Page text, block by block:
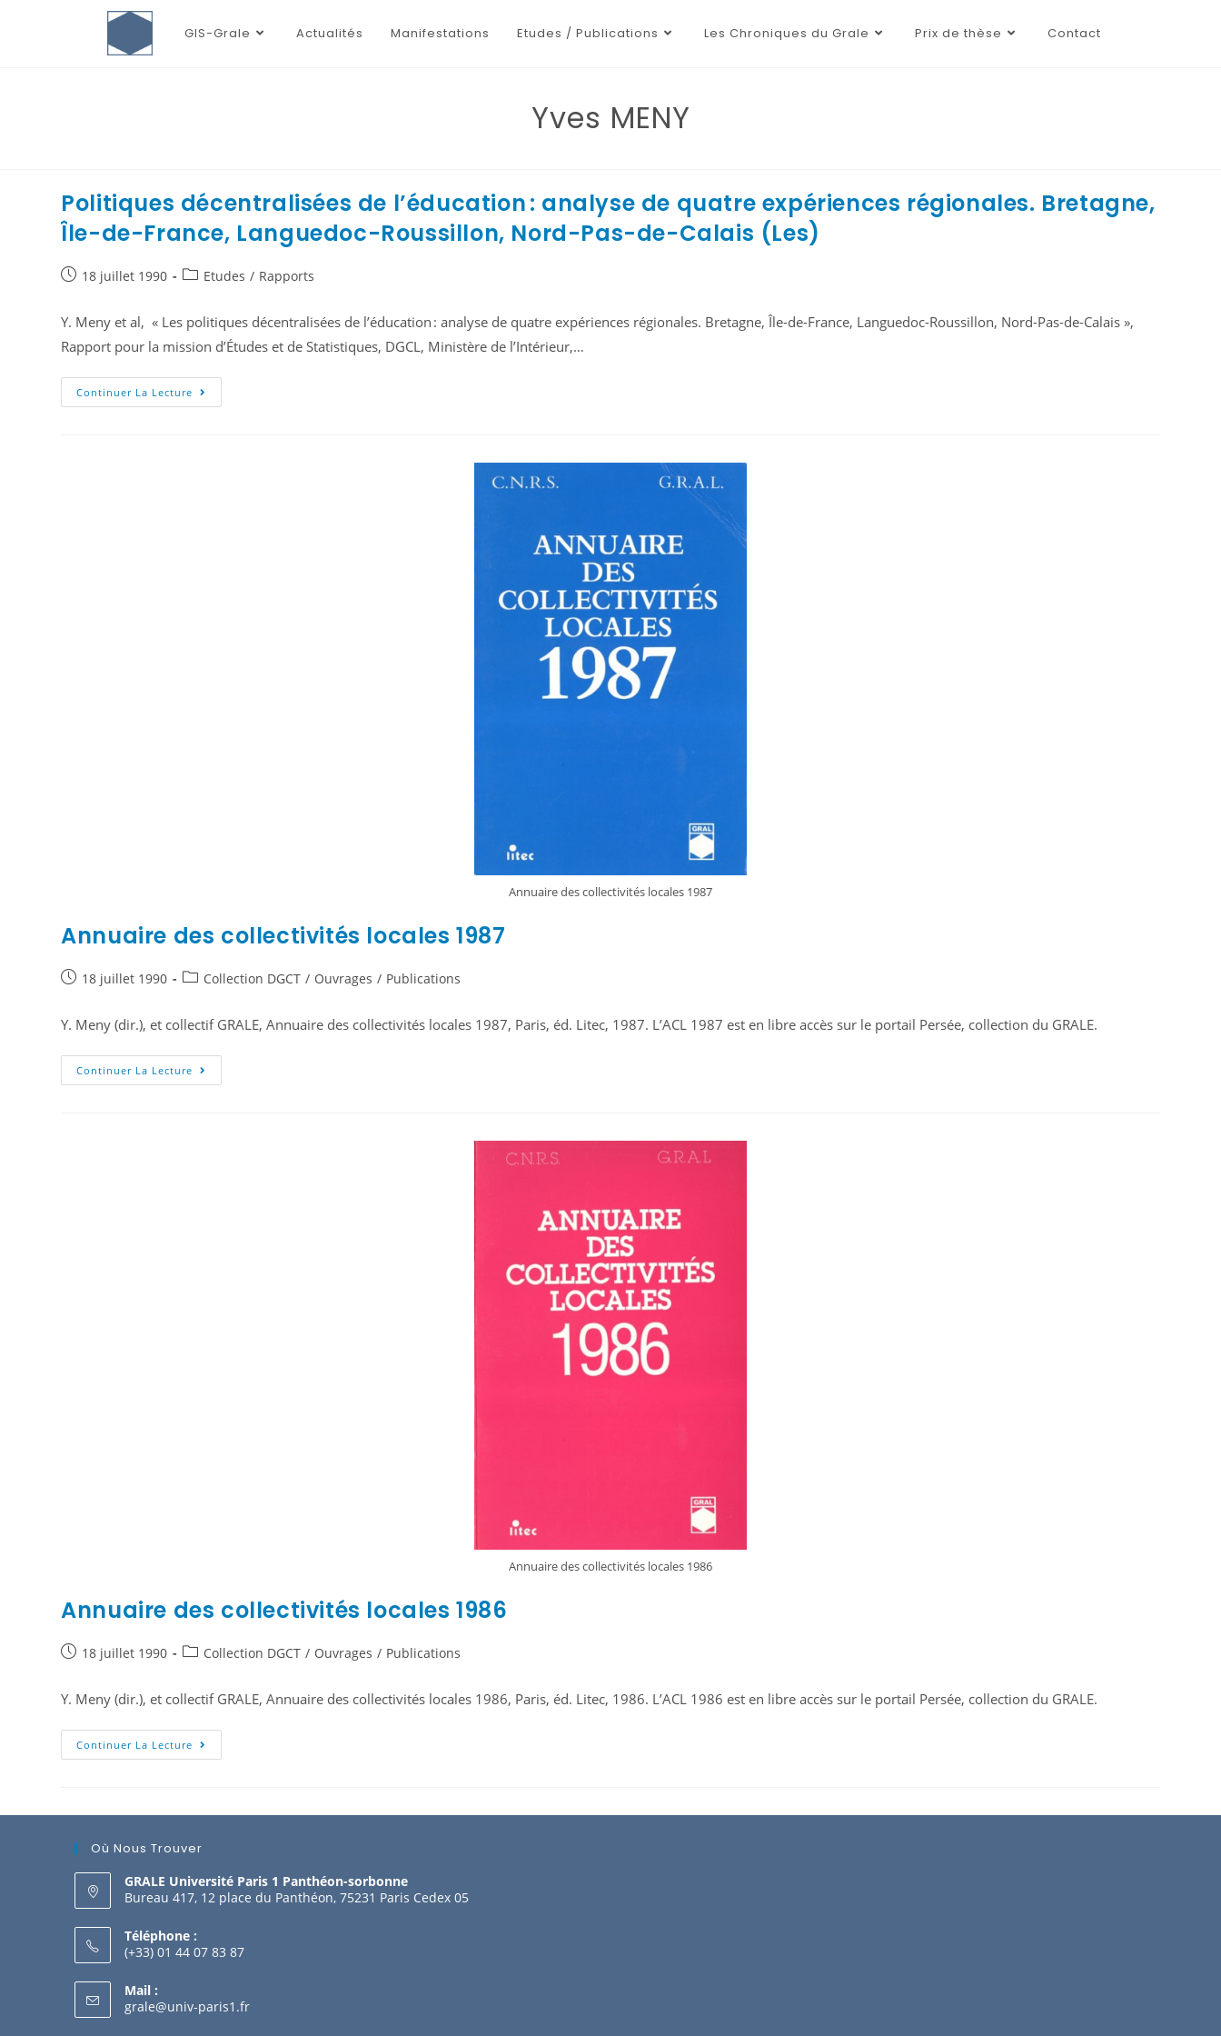
GIS-Grale Actualités Manifestations Etudes / Publications Les Chroniques du Grale Prix de thèse Contact
Yves MENY
Politiques décentralisées de l’éducation : analyse de quatre expériences régionales. Bretagne,
Île-de-France, Languedoc-Roussillon, Nord-Pas-de-Calais (Les)
18 juillet 1990 Etudes / Rapports
Y. Meny et al, « Les politiques décentralisées de l’éducation : analyse de quatre expériences régionales. Bretagne, Île-de-France, Languedoc-Roussillon, Nord-Pas-de-Calais »,
Rapport pour la mission d’Études et de Statistiques, DGCL, Ministère de l’Intérieur,…
Continuer La Lecture
Annuaire des collectivités locales 1987
Annuaire des collectivités locales 1987
18 juillet 1990 Collection DGCT / Ouvrages / Publications
Y. Meny (dir.), et collectif GRALE, Annuaire des collectivités locales 1987, Paris, éd. Litec, 1987. L’ACL 1987 est en libre accès sur le portail Persée, collection du GRALE.
Continuer La Lecture
Annuaire des collectivités locales 1986
Annuaire des collectivités locales 1986
18 juillet 1990 Collection DGCT / Ouvrages / Publications
Y. Meny (dir.), et collectif GRALE, Annuaire des collectivités locales 1986, Paris, éd. Litec, 1986. L’ACL 1986 est en libre accès sur le portail Persée, collection du GRALE.
Continuer La Lecture
Où Nous Trouver
GRALE Université Paris 1 Panthéon-sorbonne
Bureau 417, 12 place du Panthéon, 75231 Paris Cedex 05
Téléphone :
(+33) 01 44 07 83 87
Mail :
grale@univ-paris1.fr